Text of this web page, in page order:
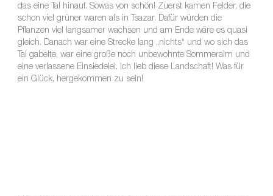
das eine Tal hinauf. Sowas von schön! Zuerst kamen Felder, die
schon viel grüner waren als in Tsazar. Dafür würden die
Pflanzen viel langsamer wachsen und am Ende wäre es quasi
gleich. Danach war eine Strecke lang „nichts“ und wo sich das
Tal gabelte, war eine große noch unbewohnte Sommeralm und
eine verlassene Einsiedelei. Ich lieb diese Landschaft! Was für
ein Glück, hergekommen zu sein!